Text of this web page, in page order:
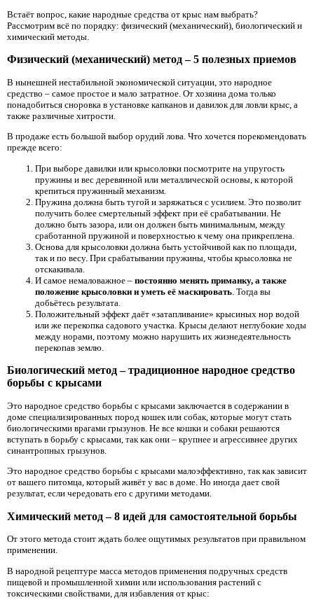
Встаёт вопрос, какие народные средства от крыс нам выбрать?
Рассмотрим всё по порядку: физический (механический), биологический и
химический методы.
Физический (механический) метод – 5 полезных приемов
В нынешней нестабильной экономической ситуации, это народное
средство – самое простое и мало затратное. От хозяина дома только
понадобиться сноровка в установке капканов и давилок для ловли крыс, а
также различные хитрости.
В продаже есть большой выбор орудий лова. Что хочется порекомендовать
прежде всего:
При выборе давилки или крысоловки посмотрите на упругость
пружины и вес деревянной или металлической основы, к которой
крепиться пружинный механизм.
Пружина должна быть тугой и заряжаться с усилием. Это позволит
получить более смертельный эффект при её срабатывании. Не
должно быть зазора, или он должен быть минимальным, между
сработанной пружиной и поверхностью к чему она прикреплена.
Основа для крысоловки должна быть устойчивой как по площади,
так и по весу. При срабатывании пружины, чтобы крысоловка не
отскакивала.
И самое немаловажное – постоянно менять приманку, а также
положение крысоловки и уметь её маскировать . Тогда вы
добьётесь результата.
Положительный эффект даёт «затапливание» крысиных нор водой
или же перекопка садового участка. Крысы делают неглубокие ходы
между норами, поэтому можно нарушить их жизнедеятельность
перекопав землю.
Биологический метод – традиционное народное средство
борьбы с крысами
Это народное средство борьбы с крысами заключается в содержании в
доме специализированных пород кошек или собак, которые могут стать
биологическими врагами грызунов. Не все кошки и собаки решаются
вступать в борьбу с крысами, так как они – крупнее и агрессивнее других
синантропных грызунов.
Это народное средство борьбы с крысами малоэффективно, так как зависит
от вашего питомца, который живёт у вас в доме. Но иногда дает свой
результат, если чередовать его с другими методами.
Химический метод – 8 идей для самостоятельной борьбы
От этого метода стоит ждать более ощутимых результатов при правильном
применении.
В народной рецептуре масса методов применения подручных средств
пищевой и промышленной химии или использования растений с
токсическими свойствами, для избавления от крыс: